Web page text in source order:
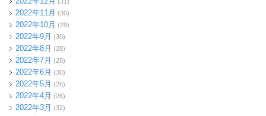
2022年11月 (30)
2022年10月 (29)
2022年9月 (30)
2022年8月 (28)
2022年7月 (28)
2022年6月 (30)
2022年5月 (26)
2022年4月 (26)
2022年3月 (32)